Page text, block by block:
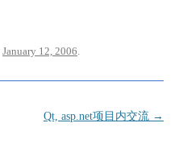
January 12, 2006.
Qt, asp.net项目内交流 →